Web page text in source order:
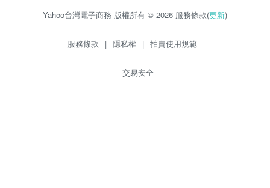
Yahoo台灣電子商務 版權所有 © 2026 服務條款(更新)
服務條款 | 隱私權 | 拍賣使用規範
交易安全